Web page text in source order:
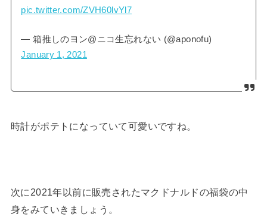
pic.twitter.com/ZVH60lvYl7
— 箱推しのヨン@ニコ生忘れない (@aponofu)
January 1, 2021
時計がポテトになっていて可愛いですね。
次に2021年以前に販売されたマクドナルドの福袋の中
身をみていきましょう。